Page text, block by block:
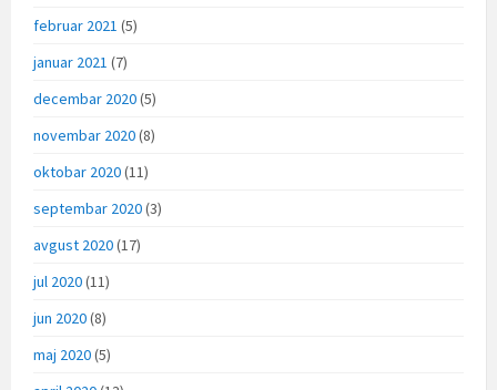
februar 2021 (5)
januar 2021 (7)
decembar 2020(5)
novembar 2020(8)
oktobar 2020(11)
septembar 2020(3)
avgust 2020(17)
jul 2020(11)
jun 2020(8)
maj 2020(5)